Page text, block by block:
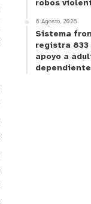
robos
6 Agosto, 2026
Sistema
registra
apoyo a